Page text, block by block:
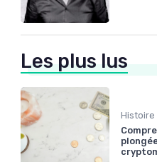
Les plus lus